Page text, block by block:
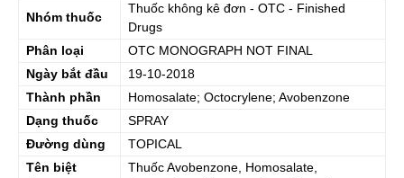
Nhóm thuốc
Thuốc không kê đơn - OTC - Finished
Drugs
Phân loại
OTC MONOGRAPH NOT FINAL
Ngày bắt đầu
19-10-2018
Thành phần
Homosalate; Octocrylene; Avobenzone
Dạng thuốc
SPRAY
Đường dùng
TOPICAL
Tên biệt
ThuốcAvobenzone, Homosalate,